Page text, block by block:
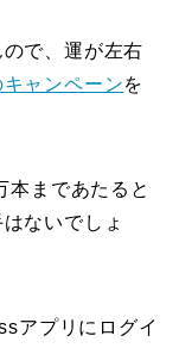
で、運が左右
ャンペーンを
本まであたると
ないでしょ
アプリにログイ